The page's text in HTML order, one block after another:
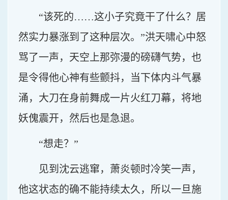
“该死的……这小子究竟干了什么？居
然实力暴涨到了这种层次。”洪天啸心中怒
骂了一声，天空上那弥漫的磅礴气势，也
是令得他心神有些颤抖，当下体内斗气暴
涌，大刀在身前舞成一片火红刀幕，将地
妖傀震开，然后也是急退。
“想走？”
见到沈云逃窜，萧炎顿时冷笑一声，
他这状态的确不能持续太久，所以一旦施